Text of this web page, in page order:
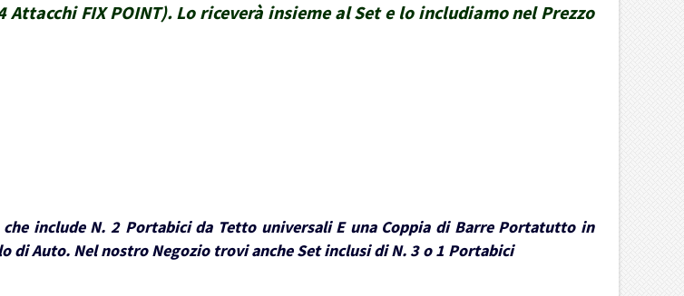
FIX POINT). Lo riceverà insieme al Set e lo includiamo nel Prezzo
include N. 2 Portabici da Tetto universali E una Coppia di Barre Portatutto in
di Auto. Nel nostro Negozio trovi anche Set inclusi di N. 3 o 1 Portabici